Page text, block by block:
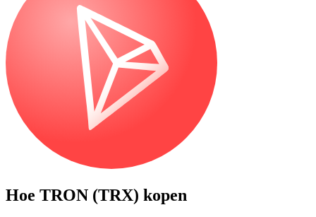
Hoe TRON (TRX) kopen